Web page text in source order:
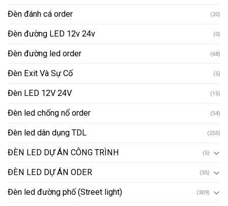
Đèn đánh cá order (20)
Đèn đường LED 12v 24v (0)
Đèn đường led order (68)
Đèn Exit Và Sự Cố (5)
Đèn LED 12V 24V (15)
Đèn led chống nổ order (54)
Đèn led dân dụng TDL (255)
ĐÈN LED DỰ ÁN CÔNG TRÌNH (5)
ĐÈN LED DỰ ÁN ODER (35)
Đèn led đường phố (Street light) (309)